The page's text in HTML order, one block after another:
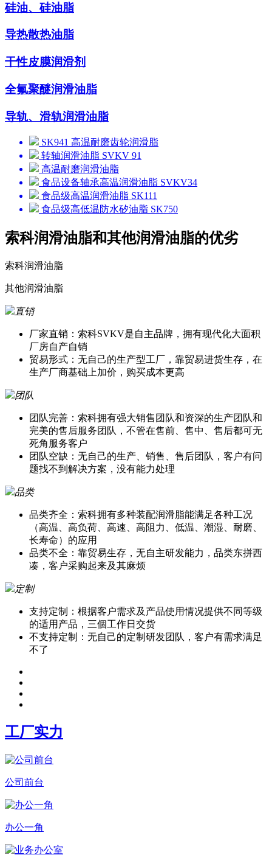
硅油、硅油脂
导热散热油脂
干性皮膜润滑剂
全氟聚醚润滑油脂
导轨、滑轨润滑油脂
SK941 高温耐磨齿轮润滑脂
转轴润滑油脂 SVKV 91
高温耐磨润滑油脂
食品设备轴承高温润滑油脂 SVKV34
食品级高温润滑油脂 SK111
食品级高低温防水矽油脂 SK750
索科润滑油脂和其他润滑油脂的优劣
索科润滑油脂
其他润滑油脂
直销
厂家直销：索科SVKV是自主品牌，拥有现代化大面积
厂房自产自销
贸易形式：无自己的生产型工厂，靠贸易进货生存，在
生产厂商基础上加价，购买成本更高
团队
团队完善：索科拥有强大销售团队和资深的生产团队和
完美的售后服务团队，不管在售前、售中、售后都可无
死角服务客户
团队空缺：无自己的生产、销售、售后团队，客户有问
题找不到解决方案，没有能力处理
品类
品类齐全：索科拥有多种装配润滑脂能满足各种工况
（高温、高负荷、高速、高阻力、低温、潮湿、耐磨、
长寿命）的应用
品类不全：靠贸易生存，无自主研发能力，品类东拼西
凑，客户采购起来及其麻烦
定制
支持定制：根据客户需求及产品使用情况提供不同等级
的适用产品，三個工作日交货
不支持定制：无自己的定制研发团队，客户有需求满足
不了
工厂实力
公司前台
办公一角